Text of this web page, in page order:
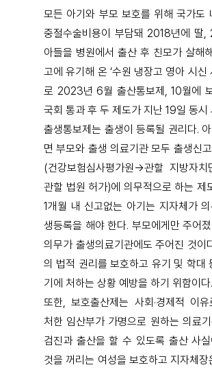
모든 아기와 부모 보호를 위해 국가도
중절수술비용이 부담돼 2018년에 딸,
아들을 병원에서 출산 후 친모가 살해
고에 유기해 온 ‘수원 냉장고 영아 시신
로 2023년 6월 출산통보제, 10월에
국회 통과 후 두 제도가 지난 19일 동시
출생통보제는 출생이 등록될 권리다.
면 부모와 출생 의료기관 모두 출생신
(건강보험심사평가원→관할 지방자
관할 법원 허가)에 의무적으로 하는 제
1개월 내 신고없는 아기는 지자체가
생등록을 해야 한다. 부모에게만 주어
의무가 출생의료기관에도 주어진 것이
의 법적 권리를 보호하고 유기 및 학대
기에 처하는 상황 예방을 하기 위함이다.
또한, 보호출산제는 사회·경제적 이
처한 임산부가 가명으로 원하는 의료
검진과 출산을 할 수 있도록 출산 사
것을 꺼리는 여성을 보호하고 지자체장